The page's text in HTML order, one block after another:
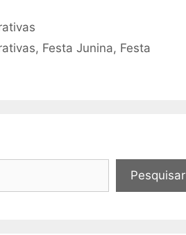
, Festa Junina, Festa
Pesquisar